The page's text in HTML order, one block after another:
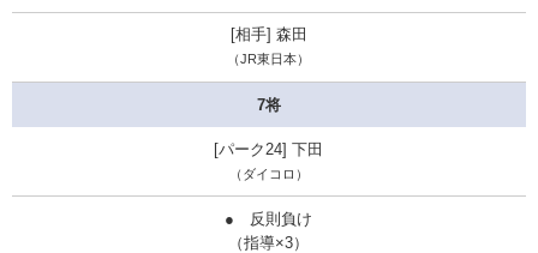
森田
（JR東日本）
7将
下田
（ダイコロ）
● 反則負け
（指導×3）